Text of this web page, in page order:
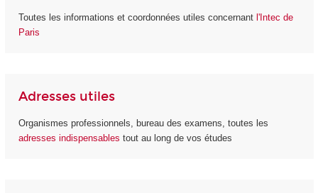
Toutes les informations et coordonnées utiles concernant l'Intec de
Paris
Adresses utiles
Organismes professionnels, bureau des examens, toutes les
adresses indispensables tout au long de vos études